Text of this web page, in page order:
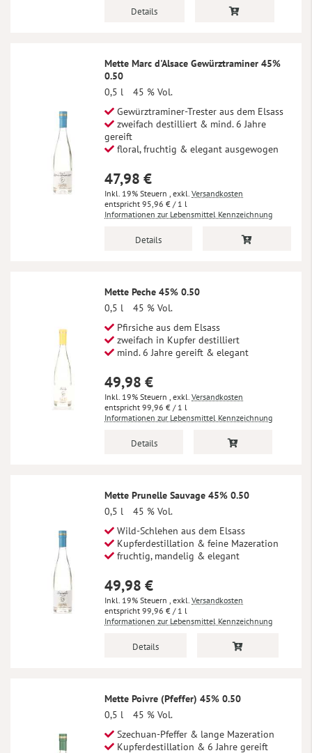
Details
Mette Marc d'Alsace Gewürztraminer 45%
0.50
0,5 l
45 % Vol.
Gewürztraminer-Trester aus dem Elsass
zweifach destilliert & mind. 6 Jahre
gereift
floral, fruchtig & elegant ausgewogen
47,98 €
Inkl. 19% Steuern , exkl. Versandkosten
95,96 € / 1 l
Informationen zur Lebensmittel Kennzeichnung
Details
Mette Peche 45% 0.50
0,5 l
45 % Vol.
Pfirsiche aus dem Elsass
zweifach in Kupfer destilliert
mind. 6 Jahre gereift & elegant
49,98 €
Inkl. 19% Steuern , exkl. Versandkosten
99,96 € / 1 l
Informationen zur Lebensmittel Kennzeichnung
Details
Mette Prunelle Sauvage 45% 0.50
0,5 l
45 % Vol.
Wild-Schlehen aus dem Elsass
Kupferdestillation & feine Mazeration
fruchtig, mandelig & elegant
49,98 €
Inkl. 19% Steuern , exkl. Versandkosten
99,96 € / 1 l
Informationen zur Lebensmittel Kennzeichnung
Details
Mette Poivre (Pfeffer) 45% 0.50
0,5 l
45 % Vol.
Szechuan-Pfeffer & lange Mazeration
Kupferdestillation & 6 Jahre gereift